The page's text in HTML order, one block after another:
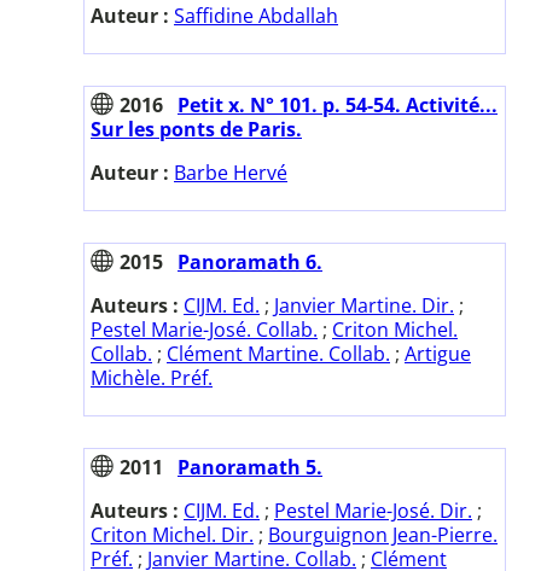
Auteur : Saffidine Abdallah
2016 Petit x. N° 101. p. 54-54. Activité...
Sur les ponts de Paris.
Auteur : Barbe Hervé
2015 Panoramath 6.
Auteurs : CIJM. Ed. ; Janvier Martine. Dir. ;
Pestel Marie-José. Collab. ; Criton Michel.
Collab. ; Clément Martine. Collab. ; Artigue
Michèle. Préf.
2011
Panoramath 5.
Auteurs : CIJM. Ed. ; Pestel Marie-José. Dir. ;
Criton Michel. Dir. ; Bourguignon Jean-Pierre.
Préf. ; Janvier Martine. Collab. ; Clément